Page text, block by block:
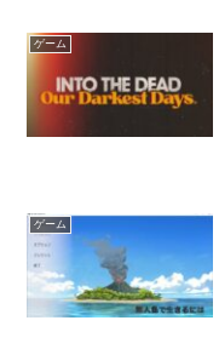
ゲーム
ゲーム